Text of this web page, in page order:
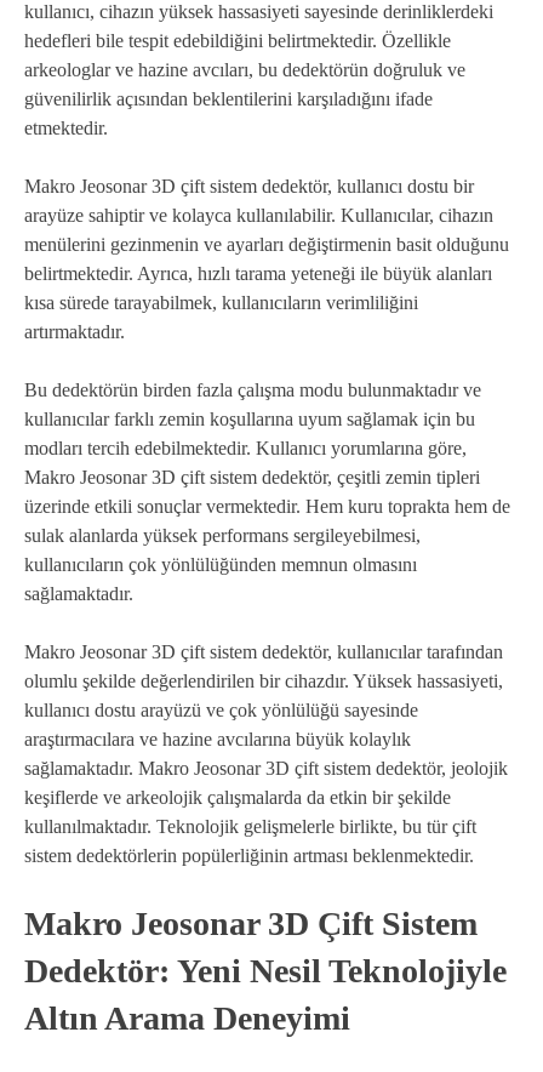
kullanıcı, cihazın yüksek hassasiyeti sayesinde derinliklerdeki
hedefleri bile tespit edebildiğini belirtmektedir. Özellikle
arkeologlar ve hazine avcıları, bu dedektörün doğruluk ve
güvenilirlik açısından beklentilerini karşıladığını ifade
etmektedir.
Makro Jeosonar 3D çift sistem dedektör, kullanıcı dostu bir
arayüze sahiptir ve kolayca kullanılabilir. Kullanıcılar, cihazın
menülerini gezinmenin ve ayarları değiştirmenin basit olduğunu
belirtmektedir. Ayrıca, hızlı tarama yeteneği ile büyük alanları
kısa sürede tarayabilmek, kullanıcıların verimliliğini
artırmaktadır.
Bu dedektörün birden fazla çalışma modu bulunmaktadır ve
kullanıcılar farklı zemin koşullarına uyum sağlamak için bu
modları tercih edebilmektedir. Kullanıcı yorumlarına göre,
Makro Jeosonar 3D çift sistem dedektör, çeşitli zemin tipleri
üzerinde etkili sonuçlar vermektedir. Hem kuru toprakta hem de
sulak alanlarda yüksek performans sergileyebilmesi,
kullanıcıların çok yönlülüğünden memnun olmasını
sağlamaktadır.
Makro Jeosonar 3D çift sistem dedektör, kullanıcılar tarafından
olumlu şekilde değerlendirilen bir cihazdır. Yüksek hassasiyeti,
kullanıcı dostu arayüzü ve çok yönlülüğü sayesinde
araştırmacılara ve hazine avcılarına büyük kolaylık
sağlamaktadır. Makro Jeosonar 3D çift sistem dedektör, jeolojik
keşiflerde ve arkeolojik çalışmalarda da etkin bir şekilde
kullanılmaktadır. Teknolojik gelişmelerle birlikte, bu tür çift
sistem dedektörlerin popülerliğinin artması beklenmektedir.
Makro Jeosonar 3D Çift Sistem
Dedektör: Yeni Nesil Teknolojiyle
Altın Arama Deneyimi